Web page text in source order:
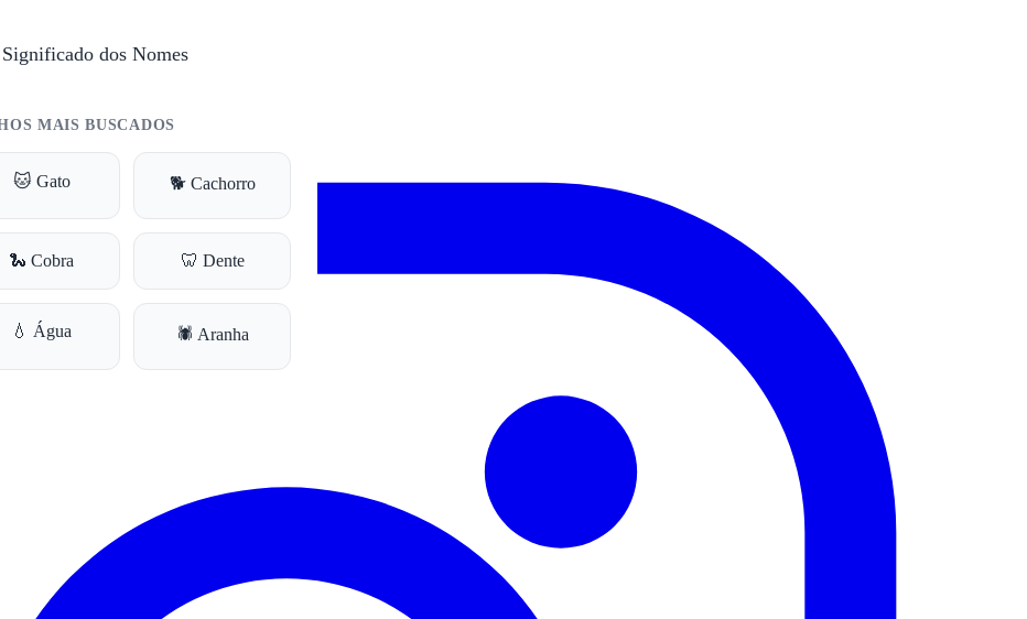
dos Nomes
MAIS BUSCADOS
🐱 Gato 🐕 Cachorro
🐍 Cobra 🦷 Dente
💧 Água 🕷️ Aranha